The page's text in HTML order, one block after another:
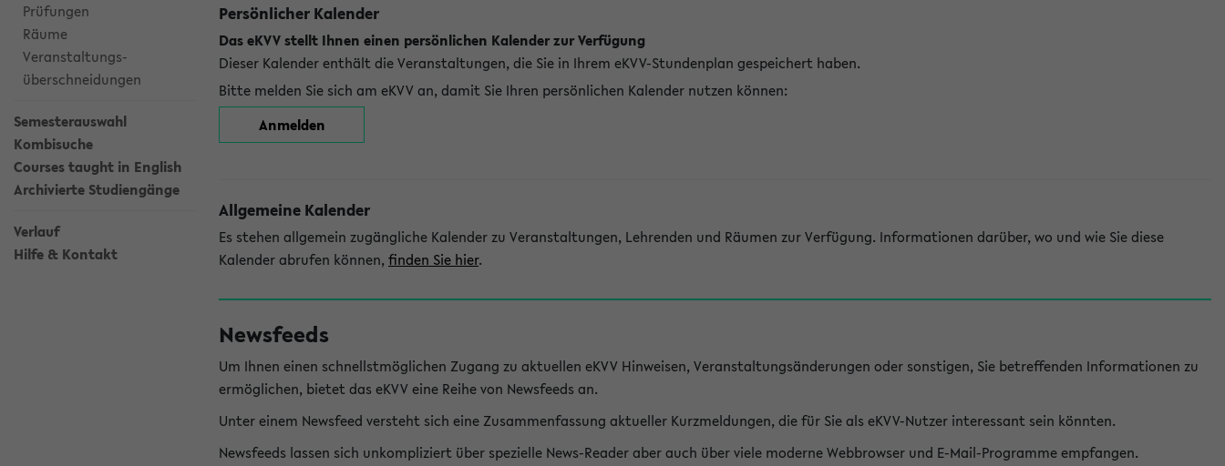
Prüfungen
Räume
Veranstaltungs-
überschneidungen
Semesterauswahl
Kombisuche
Courses taught in English
Archivierte Studiengänge
Verlauf
Hilfe & Kontakt
Persönlicher Kalender
Das eKVV stellt Ihnen einen persönlichen Kalender zur Verfügung
Dieser Kalender enthält die Veranstaltungen, die Sie in Ihrem eKVV-Stundenplan gespeichert haben.
Bitte melden Sie sich am eKVV an, damit Sie Ihren persönlichen Kalender nutzen können:
Anmelden
Allgemeine Kalender
Es stehen allgemein zugängliche Kalender zu Veranstaltungen, Lehrenden und Räumen zur Verfügung. Informationen darüber, wo und wie Sie diese
Kalender abrufen können, finden Sie hier.
Newsfeeds
Um Ihnen einen schnellstmöglichen Zugang zu aktuellen eKVV Hinweisen, Veranstaltungsänderungen oder sonstigen, Sie betreffenden Informationen zu
ermöglichen, bietet das eKVV eine Reihe von Newsfeeds an.
Unter einem Newsfeed versteht sich eine Zusammenfassung aktueller Kurzmeldungen, die für Sie als eKVV-Nutzer interessant sein könnten.
Newsfeeds lassen sich unkompliziert über spezielle News-Reader aber auch über viele moderne Webbrowser und E-Mail-Programme empfangen.